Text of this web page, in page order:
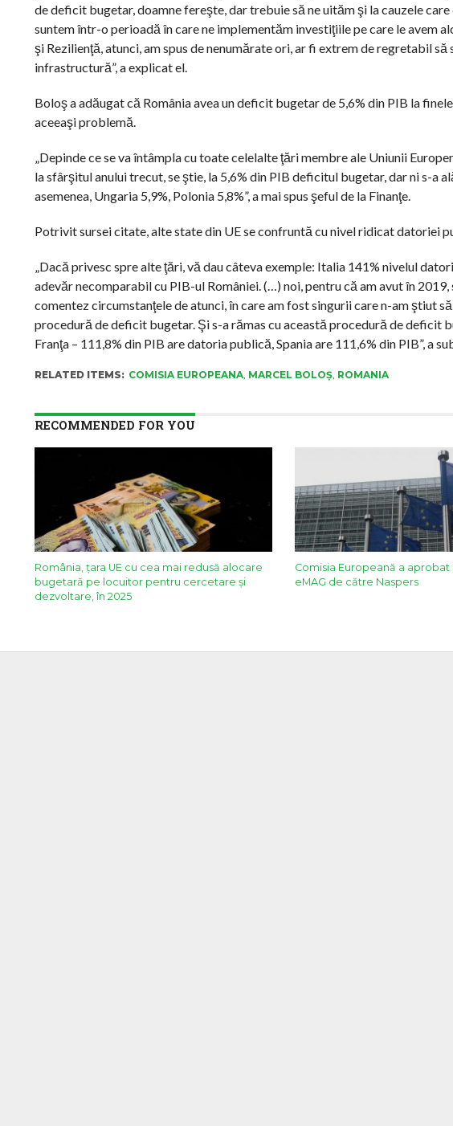
de deficit bugetar, doamne fereşte, dar trebuie să ne uităm şi la cauzele
suntem într-o perioadă în care ne implementăm investiţiile pe care le avem
şi Rezilienţă, atunci, am spus de nenumărate ori, ar fi extrem de regretabil
infrastructură”, a explicat el.
Boloş a adăugat că România avea un deficit bugetar de 5,6% din PIB la
aceeaşi problemă.
„Depinde ce se va întâmpla cu toate celelalte ţări membre ale Uniunii
la sfârşitul anului trecut, se ştie, la 5,6% din PIB deficitul bugetar, dar ni s-a
asemenea, Ungaria 5,9%, Polonia 5,8%”, a mai spus şeful de la Finanţe.
Potrivit sursei citate, alte state din UE se confruntă cu nivel ridicat datoriei
„Dacă privesc spre alte ţări, vă dau câteva exemple: Italia 141% nivelul
adevăr necomparabil cu PIB-ul României. (…) noi, pentru că am avut în
comentez circumstanţele de atunci, în care am fost singurii care n-am ştiut
procedură de deficit bugetar. Şi s-a rămas cu această procedură de deficit
Franţa – 111,8% din PIB are datoria publică, Spania are 111,6% din PIB”, a
RELATED ITEMS: COMISIA EUROPEANA, MARCEL BOLOȘ, ROMANIA
RECOMMENDED FOR YOU
România, țara UE cu cea mai redusă alocare
bugetară pe locuitor pentru cercetare și
dezvoltare, în 2025
Comisia Europeană a
eMAG de către Naspers